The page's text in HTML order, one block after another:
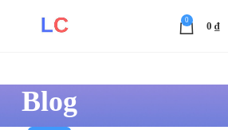
0
0 ₫
Blog